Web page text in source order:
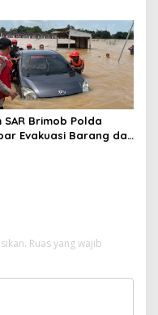
Korban
di Pasirlangu
SAR Brimob Polda
Evakuasi Barang dan
Ruas yang wajib